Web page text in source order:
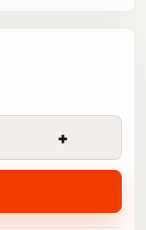
+